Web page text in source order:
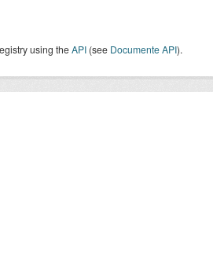
using theAPI (see Documente API).